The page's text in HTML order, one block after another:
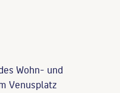
Wohn- und
Venusplatz